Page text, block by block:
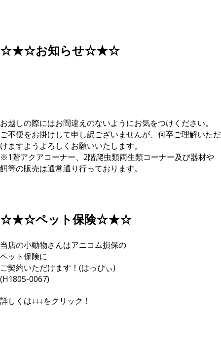
☆★☆お知らせ☆★☆
お越しの際にはお間違えのないようにお気をつけください。
ご不便をお掛けして申し訳ございませんが、何卒ご理解いただ
けますようよろしくお願いいたします。
※1階アクアコーナー、2階爬虫類両生類コーナー及び器材や
餌等の販売は通常通り行っております。
☆★☆ペット保険☆★☆
当店の小動物さんはアニコム損保の
ペット保険に
ご契約いただけます！(はっぴぃ)
(H1805-0067)
詳しくは↓↓↓をクリック！